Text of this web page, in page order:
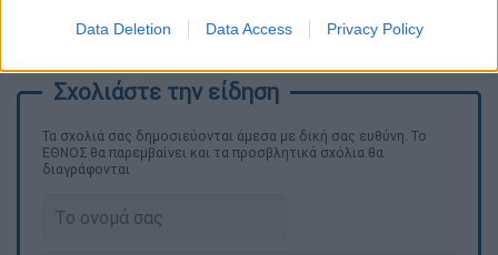
Data Deletion Data Access Privacy Policy
Φωτιστής: Κώστας Μαργκάς
Τα σχολιά σας δημοσιεύονται άμεσα με δική σας ευθύνη. Το
ΕΘΝΟΣ θα παρεμβαίνει και τα προσβλητικά σχόλια θα
διαγράφονται